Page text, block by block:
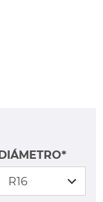
DIÁMETRO*